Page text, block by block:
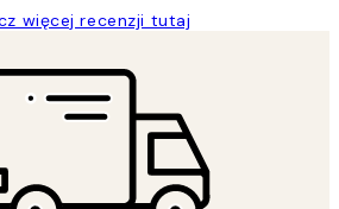
więcej recenzji tutaj